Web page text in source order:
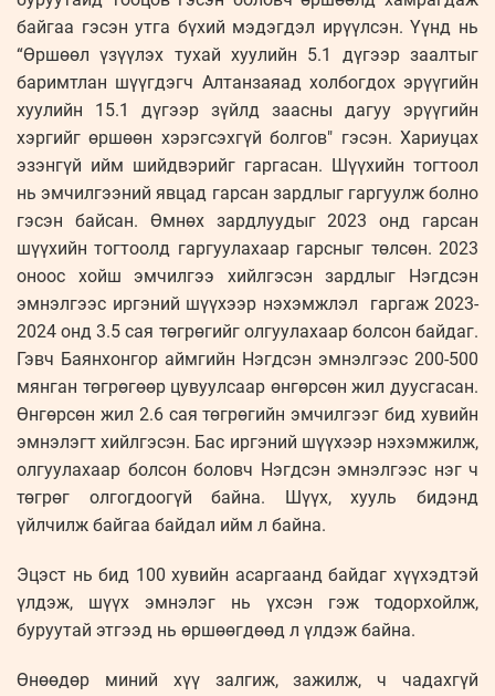
байгаа гэсэн утга бүхий мэдэгдэл ирүүлсэн. Үүнд нь
“Өршөөл үзүүлэх тухай хуулийн 5.1 дүгээр заалтыг
баримтлан шүүгдэгч Алтанзаяад холбогдох эрүүгийн
хуулийн 15.1 дүгээр зүйлд заасны дагуу эрүүгийн
хэргийг өршөөн хэрэгсэхгүй болгов" гэсэн. Хариуцах
эзэнгүй ийм шийдвэрийг гаргасан. Шүүхийн тогтоол
нь эмчилгээний явцад гарсан зардлыг гаргуулж болно
гэсэн байсан. Өмнөх зардлуудыг 2023 онд гарсан
шүүхийн тогтоолд гаргуулахаар гарсныг төлсөн. 2023
оноос хойш эмчилгээ хийлгэсэн зардлыг Нэгдсэн
эмнэлгээс иргэний шүүхээр нэхэмжлэл гаргаж 2023-
2024 онд 3.5 сая төгрөгийг олгуулахаар болсон байдаг.
Гэвч Баянхонгор аймгийн Нэгдсэн эмнэлгээс 200-500
мянган төгрөгөөр цувуулсаар өнгөрсөн жил дуусгасан.
Өнгөрсөн жил 2.6 сая төгрөгийн эмчилгээг бид хувийн
эмнэлэгт хийлгэсэн. Бас иргэний шүүхээр нэхэмжилж,
олгуулахаар болсон боловч Нэгдсэн эмнэлгээс нэг ч
төгрөг олгогдоогүй байна. Шүүх, хууль бидэнд
үйлчилж байгаа байдал ийм л байна.
Эцэст нь бид 100 хувийн асаргаанд байдаг хүүхэдтэй
үлдэж, шүүх эмнэлэг нь үхсэн гэж тодорхойлж,
буруутай этгээд нь өршөөгдөөд л үлдэж байна.
Өнөөдөр миний хүү залгиж, зажилж, ч чадахгүй